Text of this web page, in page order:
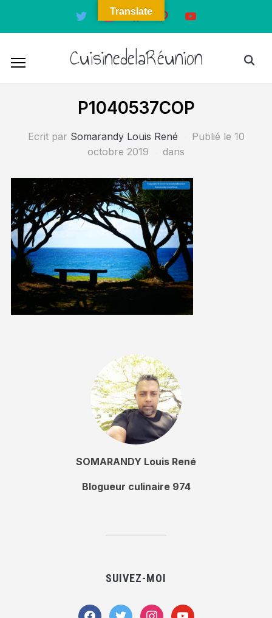
twitter instagramfacebookpinterestyoutube
CuisinedelaRéunion
P1040537COP
Ecrit par Somarandy Louis René Publié le 10
octobre 2019
dans
SOMARANDY Louis René
Blogueur culinaire 974
SUIVEZ-MOI
facebooktwitter instagramyoutube
Translate